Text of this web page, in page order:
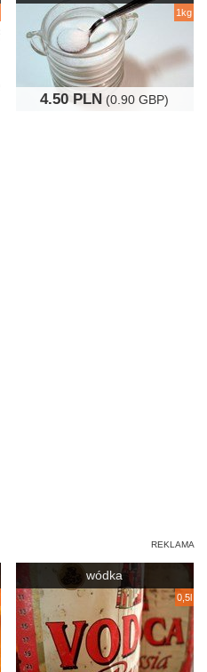
1kg
4.50 PLN (0.90 GBP)
wódka
0,5l